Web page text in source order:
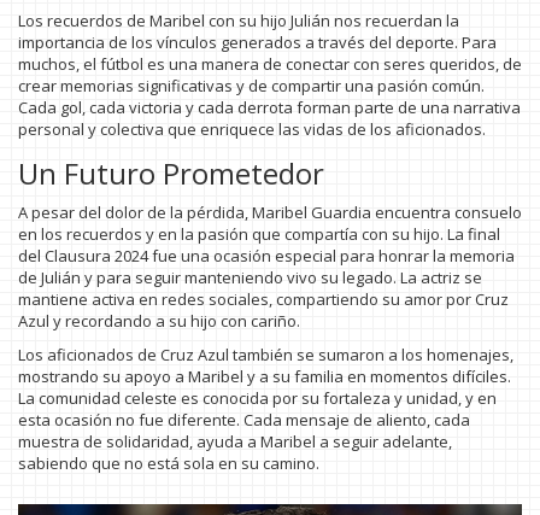
Los recuerdos de Maribel con su hijo Julián nos recuerdan la
importancia de los vínculos generados a través del deporte. Para
muchos, el fútbol es una manera de conectar con seres queridos, de
crear memorias significativas y de compartir una pasión común.
Cada gol, cada victoria y cada derrota forman parte de una narrativa
personal y colectiva que enriquece las vidas de los aficionados.
Un Futuro Prometedor
A pesar del dolor de la pérdida, Maribel Guardia encuentra consuelo
en los recuerdos y en la pasión que compartía con su hijo. La final
del Clausura 2024 fue una ocasión especial para honrar la memoria
de Julián y para seguir manteniendo vivo su legado. La actriz se
mantiene activa en redes sociales, compartiendo su amor por Cruz
Azul y recordando a su hijo con cariño.
Los aficionados de Cruz Azul también se sumaron a los homenajes,
mostrando su apoyo a Maribel y a su familia en momentos difíciles.
La comunidad celeste es conocida por su fortaleza y unidad, y en
esta ocasión no fue diferente. Cada mensaje de aliento, cada
muestra de solidaridad, ayuda a Maribel a seguir adelante,
sabiendo que no está sola en su camino.